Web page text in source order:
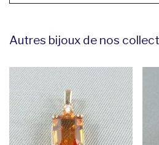
Autres bijoux de nos